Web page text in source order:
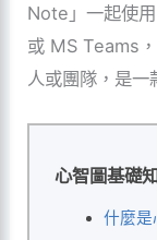
Note」一起使
或 MS Teams
人或團隊，是一
心智圖基礎
什麼是